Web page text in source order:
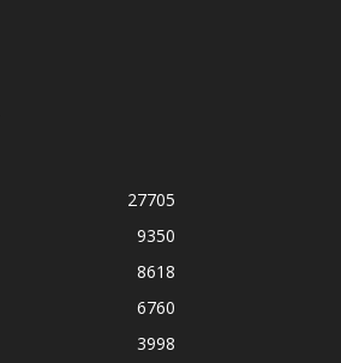
27705
9350
8618
6760
3998